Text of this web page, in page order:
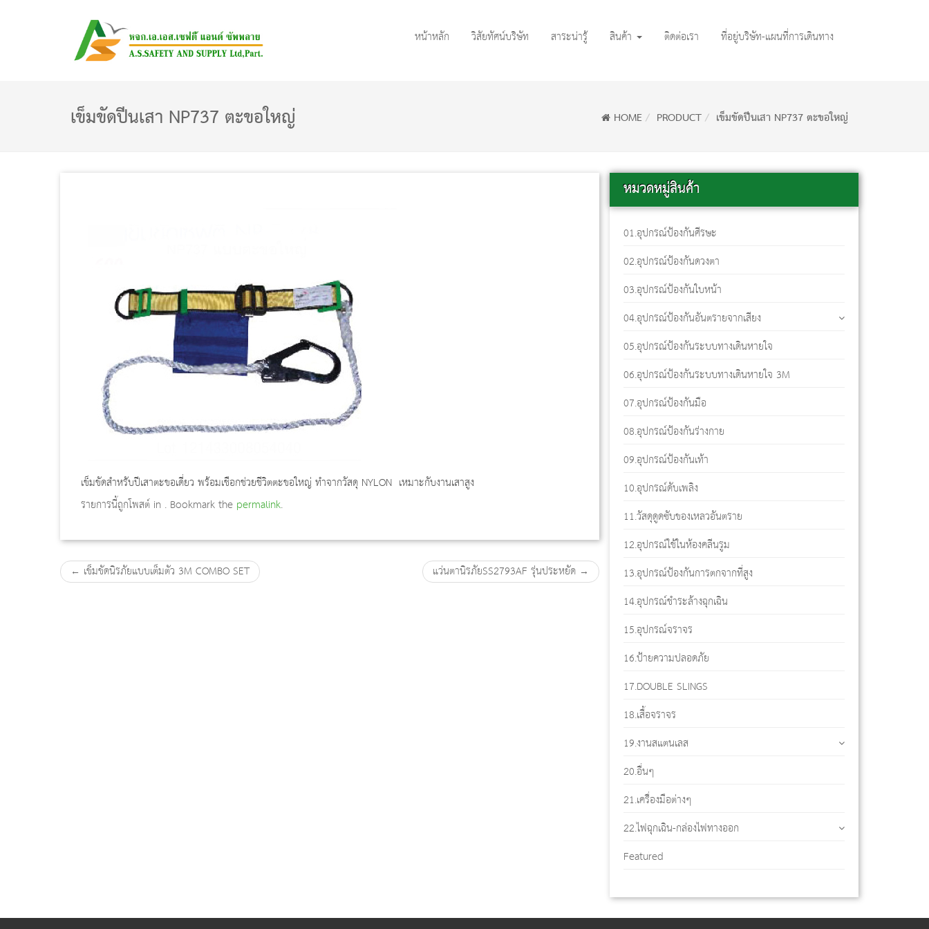
หน้าหลัก วิสัยทัศน์บริษัท สาระน่ารู้ สินค้า ติดต่อเรา ที่อยู่บริษัท-แผนที่การเดินทาง
เข็มขัดปีนเสา NP737 ตะขอใหญ่ HOME PRODUCT เข็มขัดปีนเสา NP737 ตะขอใหญ่
เข็มขัดสำหรับปีเสาตะขอเดี่ยว พร้อมเชือกช่วยชีวิตตะขอใหญ่ ทำจากวัสดุ NYLON เหมาะกับงานเสาสูง
รายการนี้ถูกโพสต์ in . Bookmark the permalink.
← เข็มขัดนิรภัยแบบเต็มตัว 3M COMBO SET แว่นตานิรภัยSS2793AF รุ่นประหยัด →
หมวดหมู่สินค้า
01.อุปกรณ์ป้องกันศีรษะ
02.อุปกรณ์ป้องกันดวงตา
03.อุปกรณ์ป้องกันใบหน้า
04.อุปกรณ์ป้องกันอันตรายจากเสียง
05.อุปกรณ์ป้องกันระบบทางเดินหายใจ
06.อุปกรณ์ป้องกันระบบทางเดินหายใจ 3M
07.อุปกรณ์ป้องกันมือ
08.อุปกรณ์ป้องกันร่างกาย
09.อุปกรณ์ป้องกันเท้า
10.อุปกรณ์ดับเพลิง
11.วัสดุดูดซับของเหลวอันตราย
12.อุปกรณ์ใช้ในห้องคลีนรูม
13.อุปกรณ์ป้องกันการตกจากที่สูง
14.อุปกรณ์ชำระล้างฉุกเฉิน
15.อุปกรณ์จราจร
16.ป้ายความปลอดภัย
17.DOUBLE SLINGS
18.เสื้อจราจร
19.งานสแตนเลส
20.อื่นๆ
21.เครื่องมือต่างๆ
22.ไฟฉุกเฉิน-กล่องไฟทางออก
Featured